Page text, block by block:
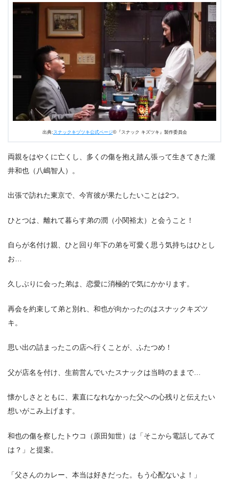
2.2
こぐま屋配達員として優秀な上田健一（浜野謙太）
が、相方にフラれる！？
夢に励む息子（浜野謙太）を応援したい母（平田敦
子）が渡した…白い封筒の中身。
2.4スタディ上田（浜野謙太）スベる！衝撃の展開…なん
でや、山田くん！？
2.5空回って傷ついてドツボにはまった男（浜野謙太）に
沁みるクリームソーダ！
2.6トウコ（原田知世）＆上田（浜野謙太）、即興漫才や
ってみた！
出典: スナックキヅツキ公式ページ©『スナック キズツキ』製作委員会
両親をはやくに亡くし、多くの傷を抱え踏ん張って生きてきた瀧
井和也（八嶋智人）。
出張で訪れた東京で、今宵彼が果たしたいことは2つ。
ひとつは、離れて暮らす弟の潤（小関裕太）と会うこと！
自らが名付け親、ひと回り年下の弟を可愛く思う気持ちはひとし
お…
久しぶりに会った弟は、恋愛に消極的で気にかかります。
再会を約束して弟と別れ、和也が向かったのはスナックキズツ
キ。
思い出の詰まったこの店へ行くことが、ふたつめ！
父が店名を付け、生前営んでいたスナックは当時のままで…
懐かしさとともに、素直になれなかった父への心残りと伝えたい
想いがこみ上げます。
和也の傷を察したトウコ（原田知世）は「そこから電話してみて
は？」と提案。
「父さんのカレー、本当は好きだった。もう心配ないよ！」